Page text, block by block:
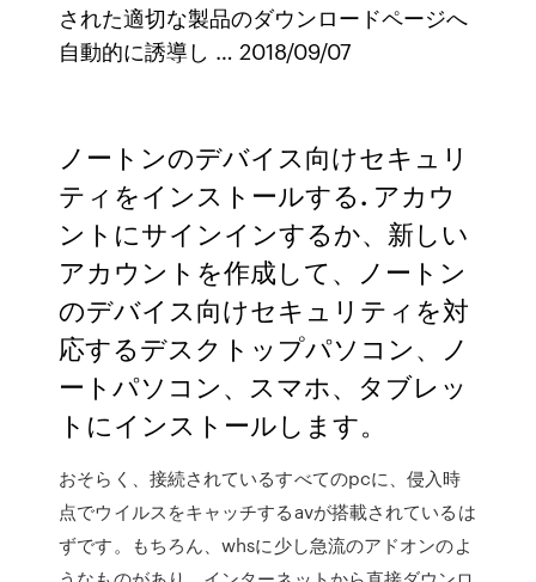
された適切な製品のダウンロードページへ
自動的に誘導し … 2018/09/07
ノートンのデバイス向けセキュリ
ティをインストールする. アカウ
ントにサインインするか、新しい
アカウントを作成して、ノートン
のデバイス向けセキュリティを対
応するデスクトップパソコン、ノ
ートパソコン、スマホ、タブレッ
トにインストールします。
おそらく、接続されているすべてのpcに、侵入時
点でウイルスをキャッチするavが搭載されているは
ずです。もちろん、whsに少し急流のアドオンのよ